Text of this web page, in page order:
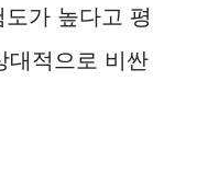
가 높다고 평
대적으로 비싼